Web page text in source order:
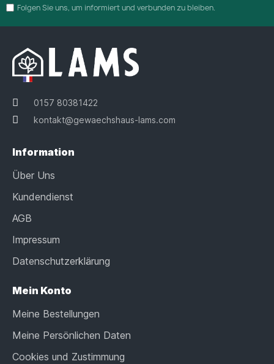
Folgen Sie uns, um informiert und verbunden zu bleiben.
0157 80381422
kontakt@gewaechshaus-lams.com
Information
Über Uns
Kundendienst
AGB
Impressum
Datenschutzerklärung
Mein Konto
Meine Bestellungen
Meine Persönlichen Daten
Cookies und Zustimmung